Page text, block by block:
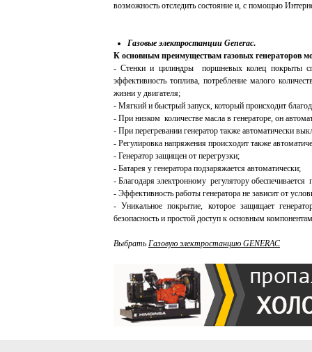
возможность отследить состояние и, с помощью
Газовые электростанции Generac.
К основным преимуществам газовых генераторов
- Стенки и цилиндры поршневых колец покрыты
эффективность топлива, потребление малого
жизни у двигателя;
- Мягкий и быстрый запуск, который происходит
- При низком количестве масла в генераторе, он
- При перегревании генератор также автоматически
- Регулировка напряжения происходит также
- Генератор защищен от перегрузки;
- Батарея у генератора подзаряжается автоматически;
- Благодаря электронному регулятору обеспечивается
- Эффективность работы генератора не зависит от
- Уникальное покрытие, которое защищает
безопасность и простой доступ к основным
Выбрать Газовую электростанцию GENERAC